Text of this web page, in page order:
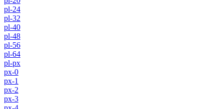
pl-24
pl-32
pl-40
pl-48
pl-56
pl-64
pl-px
px-0
px-1
px-2
px-3